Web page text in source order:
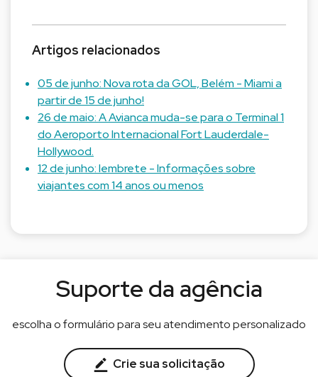
Artigos relacionados
05 de junho: Nova rota da GOL, Belém - Miami a
partir de 15 de junho!
26 de maio: A Avianca muda-se para o Terminal 1
do Aeroporto Internacional Fort Lauderdale-
Hollywood.
12 de junho: lembrete - Informações sobre
viajantes com 14 anos ou menos
Suporte da agência
escolha o formulário para seu atendimento personalizado
Crie sua solicitação